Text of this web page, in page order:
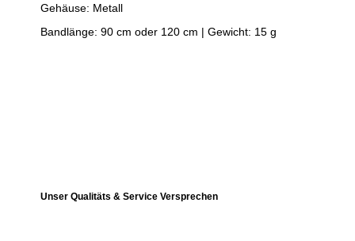
Gehäuse: Metall
Bandlänge: 90 cm oder 120 cm | Gewicht: 15 g
Unser Qualitäts & Service Versprechen